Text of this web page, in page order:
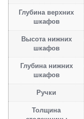
Глубина верхних
шкафов
Высота нижних
шкафов
Глубина нижних
шкафов
Ручки
Толщина